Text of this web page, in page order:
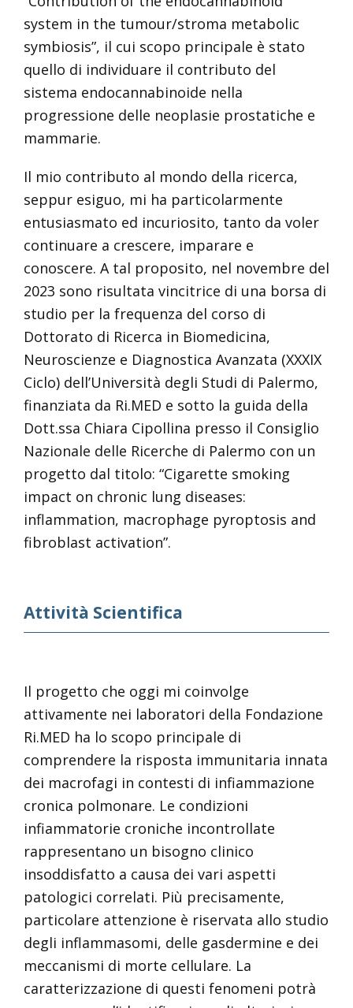
system in the tumour/stroma metabolic
symbiosis”, il cui scopo principale è stato
quello di individuare il contributo del
sistema endocannabinoide nella
progressione delle neoplasie prostatiche e
mammarie.
Il mio contributo al mondo della ricerca,
seppur esiguo, mi ha particolarmente
entusiasmato ed incuriosito, tanto da voler
continuare a crescere, imparare e
conoscere. A tal proposito, nel novembre del
2023 sono risultata vincitrice di una borsa di
studio per la frequenza del corso di
Dottorato di Ricerca in Biomedicina,
Neuroscienze e Diagnostica Avanzata (XXXIX
Ciclo) dell’Università degli Studi di Palermo,
finanziata da Ri.MED e sotto la guida della
Dott.ssa Chiara Cipollina presso il Consiglio
Nazionale delle Ricerche di Palermo con un
progetto dal titolo: “Cigarette smoking
impact on chronic lung diseases:
inflammation, macrophage pyroptosis and
fibroblast activation”.
Attività Scientifica
Il progetto che oggi mi coinvolge
attivamente nei laboratori della Fondazione
Ri.MED ha lo scopo principale di
comprendere la risposta immunitaria innata
dei macrofagi in contesti di infiammazione
cronica polmonare. Le condizioni
infiammatorie croniche incontrollate
rappresentano un bisogno clinico
insoddisfatto a causa dei vari aspetti
patologici correlati. Più precisamente,
particolare attenzione è riservata allo studio
degli inflammasomi, delle gasdermine e dei
meccanismi di morte cellulare. La
caratterizzazione di questi fenomeni potrà